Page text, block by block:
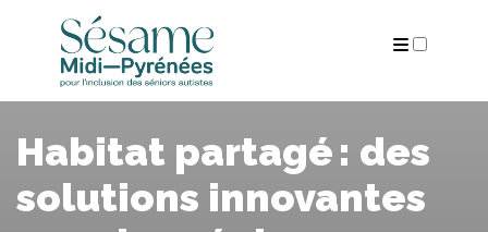
ARCHIVES
Habitat partagé : des
solutions innovantes